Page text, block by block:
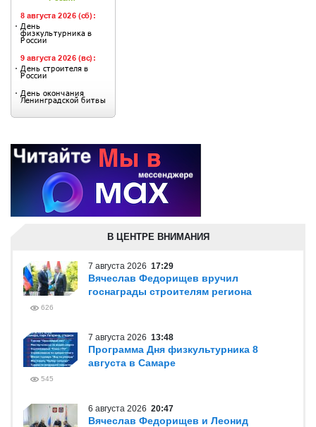
В ЦЕНТРЕ ВНИМАНИЯ
7 августа 2026 17:29
Вячеслав Федорищев вручил
госнаграды строителям региона
626
7 августа 2026 13:48
Программа Дня физкультурника 8
августа в Самаре
545
6 августа 2026 20:47
Вячеслав Федорищев и Леонид